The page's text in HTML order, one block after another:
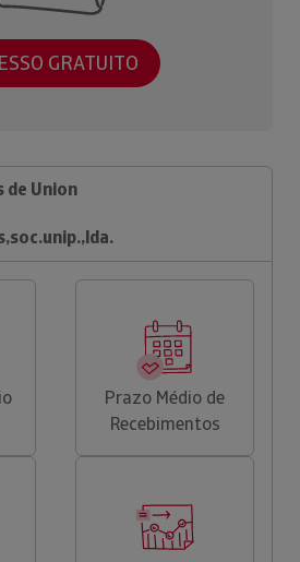
GRATUITO
de Union
Prazo Médio de
Recebimentos